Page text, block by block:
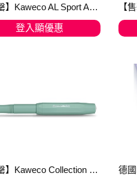
【售罄】Kaweco AL Sport Aurora 極光綠 鋁合金 2021 限定版 鋼筆
登入顯優惠
【售罄】Kaweco Collection Sport 2022 限量 SMOOTH SAGE 鼠尾草綠 鋼筆 即送Kaweco SPORT系列 銀色八角筆夾